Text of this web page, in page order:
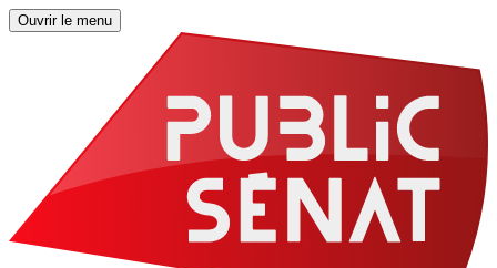
Ouvrir le menu